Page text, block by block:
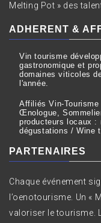
Melting Pot » des
ADHERENT &
Vin tourisme
gastronomique et
domaines viticoles
l'année.
Affiliés Vin-
Œnologue,
producteurs locaux :
dégustations / Wine
PARTENAIRES
Chaque événement
l’oenotourisme. Un «
valoriser le tourisme.